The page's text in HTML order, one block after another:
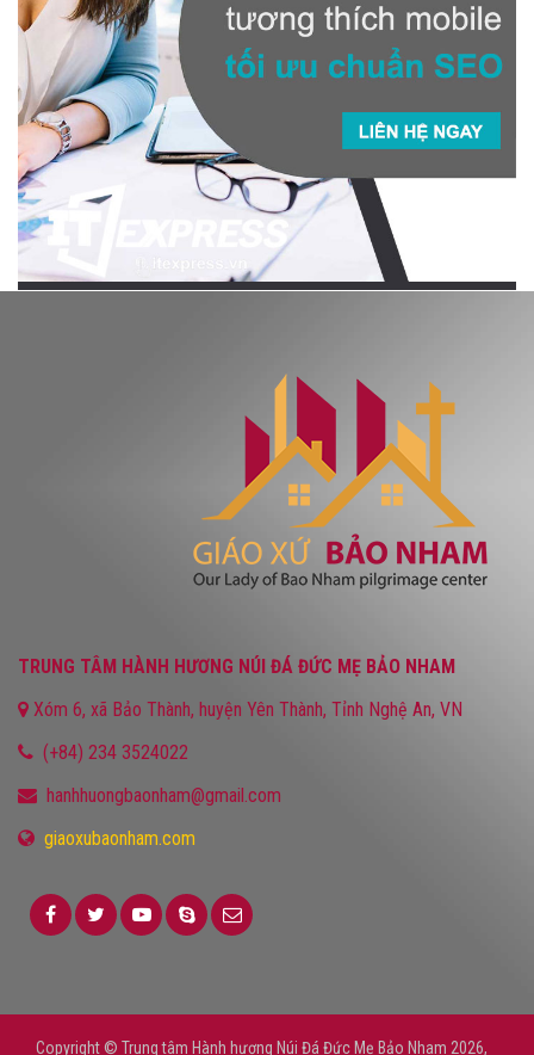
TRUNG TÂM HÀNH HƯƠNG NÚI ĐÁ ĐỨC MẸ BẢO NHAM
Xóm 6, xã Bảo Thành, huyện Yên Thành, Tỉnh Nghệ An, VN
(+84) 234 3524022
hanhhuongbaonham@gmail.com
giaoxubaonham.com
Copyright © Trung tâm Hành hương Núi Đá Đức Mẹ Bảo Nham 2026,